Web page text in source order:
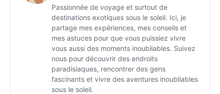
Passionnée de voyage et surtout de
destinations exotiques sous le soleil. Ici, je
partage mes expériences, mes conseils et
mes astuces pour que vous puissiez vivre
vous aussi des moments inoubliables. Suivez
nous pour découvrir des endroits
paradisiaques, rencontrer des gens
fascinants et vivre des aventures inoubliables
sous le soleil.